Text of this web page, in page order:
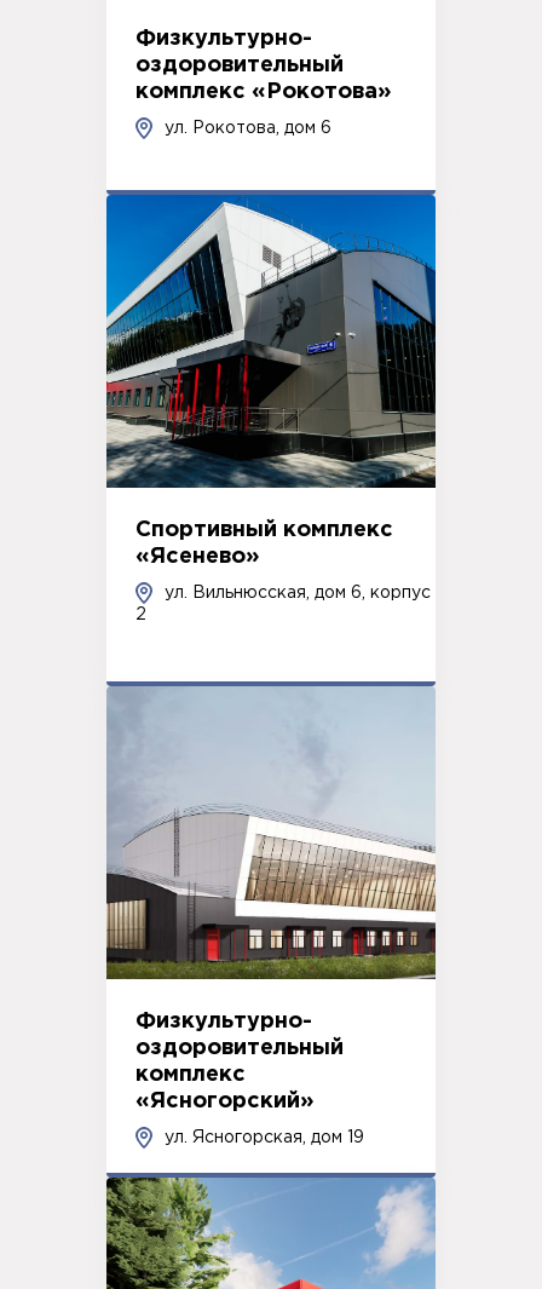
Физкультурно-
оздоровительный
комплекс «Рокотова»
ул. Рокотова, дом 6
Спортивный комплекс
«Ясенево»
ул. Вильнюсская, дом 6, корпус
2
Физкультурно-
оздоровительный
комплекс
«Ясногорский»
ул. Ясногорская, дом 19